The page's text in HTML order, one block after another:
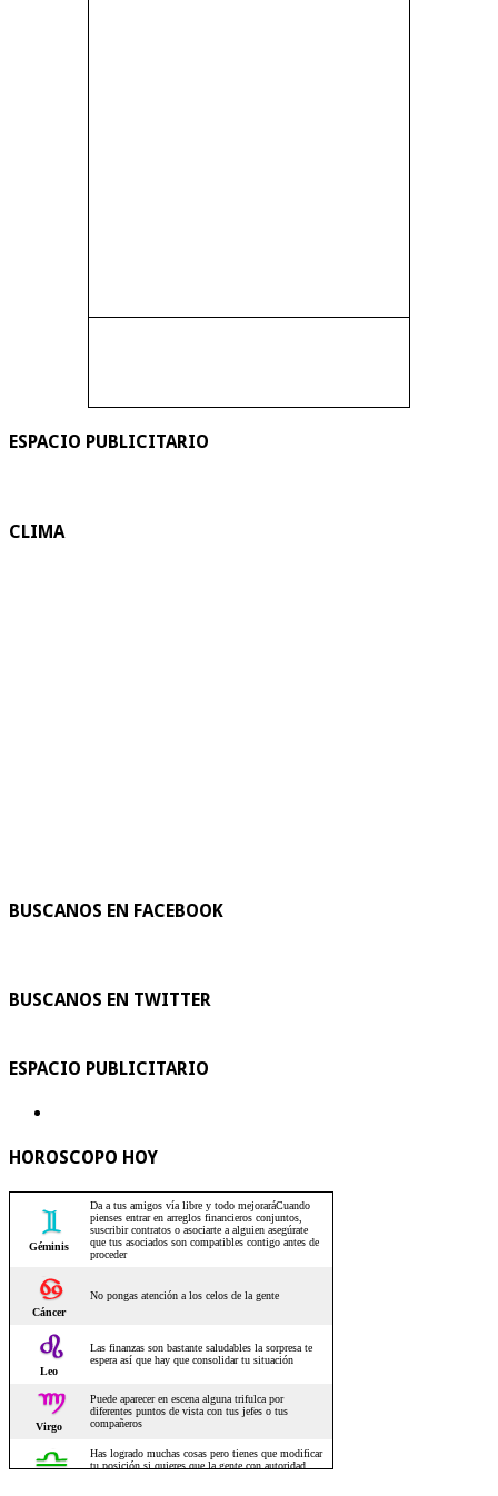
ESPACIO PUBLICITARIO
CLIMA
BUSCANOS EN FACEBOOK
BUSCANOS EN TWITTER
ESPACIO PUBLICITARIO
HOROSCOPO HOY